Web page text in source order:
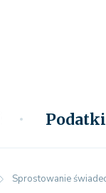
Podatki
Sprostowanie